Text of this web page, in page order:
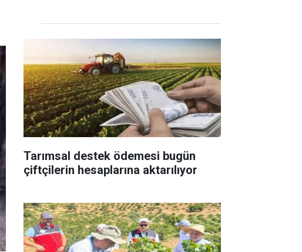
Tarımsal destek ödemesi bugün
çiftçilerin hesaplarına aktarılıyor